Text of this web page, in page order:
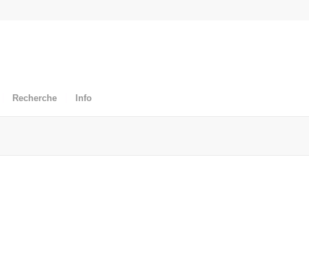
Recherche Info